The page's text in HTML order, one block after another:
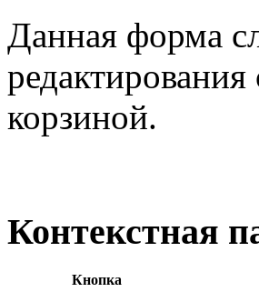
Данная форма
корзиной.
Контекстная
Кнопка